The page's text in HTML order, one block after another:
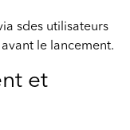
sdes utilisateurs
le lancement.
et